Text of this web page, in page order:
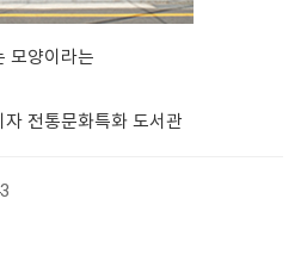
모양이라는
전통문화특화 도서관